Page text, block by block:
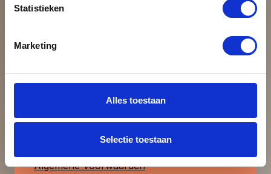
Statistieken
Marketing
Alles toestaan
Selectie toestaan
uiteraard ook verkrijgbaar. MagFrame-less
duurzame en aanpasbare fotopresentatie.
taal.
uw inzichten met anderen.
Klantenservice
Heb je vragen?
Contactformulier
Veelgestelde Vragen
Algemene Voorwaarden